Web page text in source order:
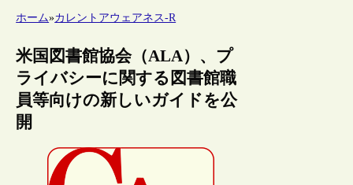
ホーム»カレントアウェアネス-R
米国図書館協会（ALA）、プ
ライバシーに関する図書館職
員等向けの新しいガイドを公
開